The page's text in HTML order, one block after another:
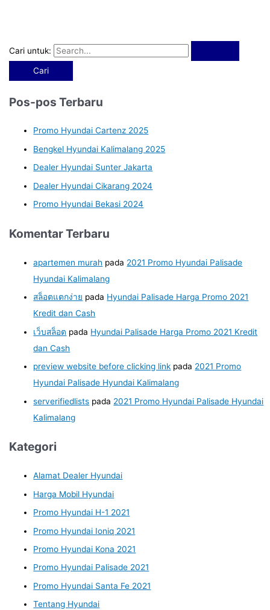
Cari untuk:
Pos-pos Terbaru
Promo Hyundai Cartenz 2025
Bengkel Hyundai Kalimalang 2025
Dealer Hyundai Sunter Jakarta
Dealer Hyundai Cikarang 2024
Promo Hyundai Bekasi 2024
Komentar Terbaru
apartemen murah pada 2021 Promo Hyundai Palisade
Hyundai Kalimalang
สล็อตแตกง่าย pada Hyundai Palisade Harga Promo 2021
Kredit dan Cash
เว็บสล็อต pada Hyundai Palisade Harga Promo 2021 Kredit
dan Cash
preview website before clicking link pada 2021 Promo
Hyundai Palisade Hyundai Kalimalang
serverifiedlists pada 2021 Promo Hyundai Palisade Hyundai
Kalimalang
Kategori
Alamat Dealer Hyundai
Harga Mobil Hyundai
Promo Hyundai H-1 2021
Promo Hyundai Ioniq 2021
Promo Hyundai Kona 2021
Promo Hyundai Palisade 2021
Promo Hyundai Santa Fe 2021
Tentang Hyundai